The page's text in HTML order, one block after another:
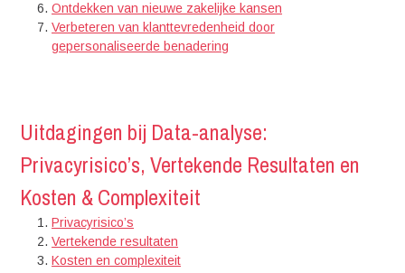
Ontdekken van nieuwe zakelijke kansen
Verbeteren van klanttevredenheid door
gepersonaliseerde benadering
Uitdagingen bij Data-analyse:
Privacyrisico’s, Vertekende Resultaten en
Kosten & Complexiteit
Privacyrisico’s
Vertekende resultaten
Kosten en complexiteit